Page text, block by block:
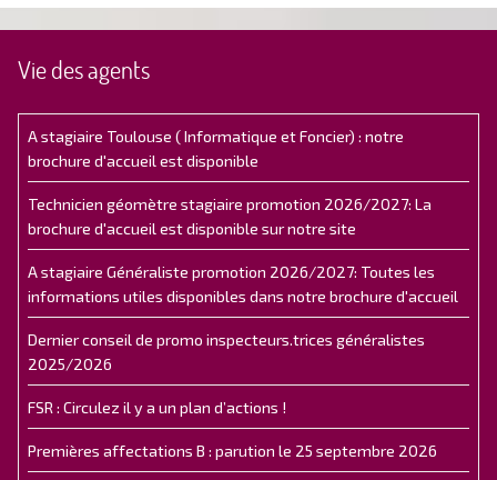
Vie des agents
A stagiaire Toulouse ( Informatique et Foncier) : notre
brochure d'accueil est disponible
Technicien géomètre stagiaire promotion 2026/2027: La
brochure d'accueil est disponible sur notre site
A stagiaire Généraliste promotion 2026/2027: Toutes les
informations utiles disponibles dans notre brochure d'accueil
Dernier conseil de promo inspecteurs.trices généralistes
2025/2026
FSR : Circulez il y a un plan d’actions !
Premières affectations B : parution le 25 septembre 2026